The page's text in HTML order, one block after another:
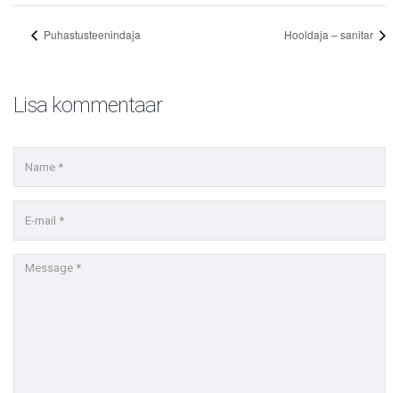
Puhastusteenindaja Hooldaja – sanitar
Lisa kommentaar